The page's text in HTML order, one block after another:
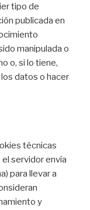
tipo de
publicada en
manipulada o
o, si lo tiene,
datos o hacer
técnicas
servidor envía
para llevar a
y